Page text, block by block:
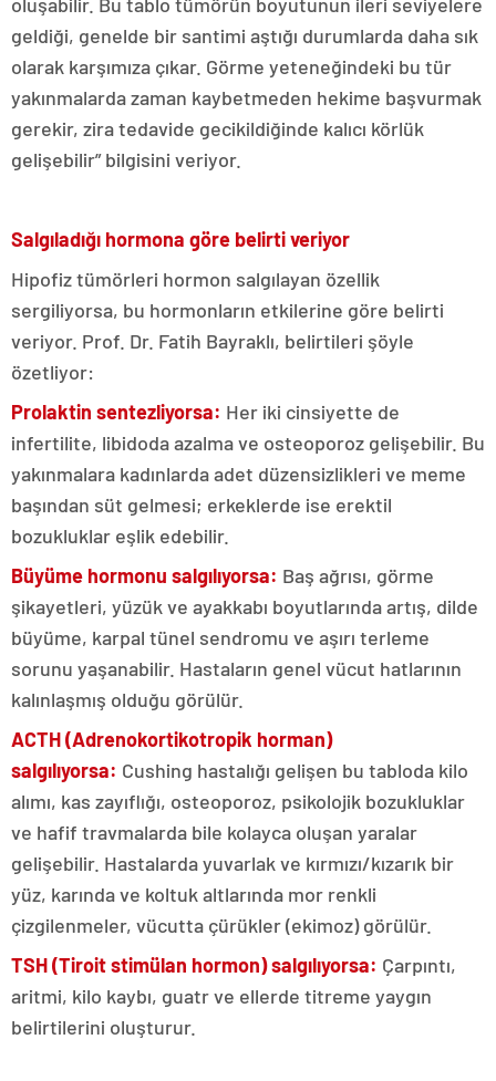
geldiği, genelde bir santimi aştığı durumlarda daha sık
olarak karşımıza çıkar. Görme yeteneğindeki bu tür
yakınmalarda zaman kaybetmeden hekime başvurmak
gerekir, zira tedavide gecikildiğinde kalıcı körlük
gelişebilir” bilgisini veriyor.
Salgıladığı hormona göre belirti veriyor
Hipofiz tümörleri hormon salgılayan özellik
sergiliyorsa, bu hormonların etkilerine göre belirti
veriyor. Prof. Dr. Fatih Bayraklı, belirtileri şöyle
özetliyor:
Prolaktin sentezliyorsa: Her iki cinsiyette de
infertilite, libidoda azalma ve osteoporoz gelişebilir. Bu
yakınmalara kadınlarda adet düzensizlikleri ve meme
başından süt gelmesi; erkeklerde ise erektil
bozukluklar eşlik edebilir.
Büyüme hormonu salgılıyorsa: Baş ağrısı, görme
şikayetleri, yüzük ve ayakkabı boyutlarında artış, dilde
büyüme, karpal tünel sendromu ve aşırı terleme
sorunu yaşanabilir. Hastaların genel vücut hatlarının
kalınlaşmış olduğu görülür.
ACTH (Adrenokortikotropik horman)
salgılıyorsa: Cushing hastalığı gelişen bu tabloda kilo
alımı, kas zayıflığı, osteoporoz, psikolojik bozukluklar
ve hafif travmalarda bile kolayca oluşan yaralar
gelişebilir. Hastalarda yuvarlak ve kırmızı/kızarık bir
yüz, karında ve koltuk altlarında mor renkli
çizgilenmeler, vücutta çürükler (ekimoz) görülür.
TSH (Tiroit stimülan hormon) salgılıyorsa: Çarpıntı,
aritmi, kilo kaybı, guatr ve ellerde titreme yaygın
belirtilerini oluşturur.